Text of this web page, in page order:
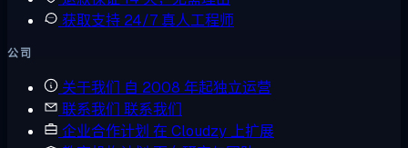
获取支持 24/7 真人工程师
公司
关于我们 自 2008 年起独立运营
联系我们 联系我们
企业合作计划 在 Cloudzy 上扩展